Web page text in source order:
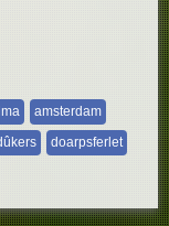
amsterdam
doarpsferlet